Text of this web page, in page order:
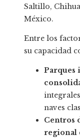
Saltillo,
México.
Entre los
su capacidad
Parques
naves
Centros
regional